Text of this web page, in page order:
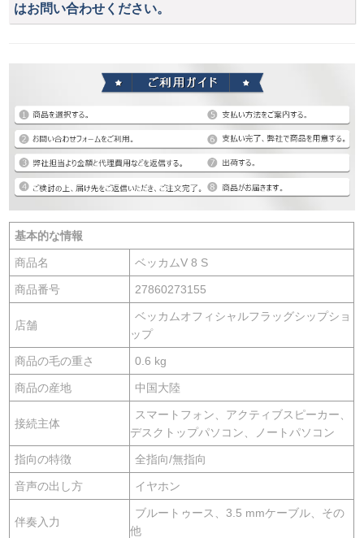
はお問い合わせください。
基本的な情報
商品名 ベッカムV 8 S
商品番号 27860273155
店舗
ベッカムオフィシャルフラッグシップショ
ップ
商品の毛の重さ 0.6 kg
商品の産地 中国大陸
接続主体
スマートフォン、アクティブスピーカー、
デスクトップパソコン、ノートパソコン
指向の特徴 全指向/無指向
音声の出し方 イヤホン
伴奏入力
ブルートゥース、3.5 mmケーブル、その
他